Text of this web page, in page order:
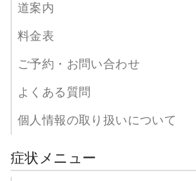
道案内
料金表
ご予約・お問い合わせ
よくある質問
個人情報の取り扱いについて
症状メニュー